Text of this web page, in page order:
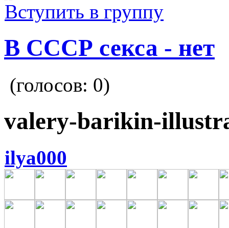
Вступить в группу
В СССР секса - нет
(голосов: 0)
valery-barikin-
ilya000